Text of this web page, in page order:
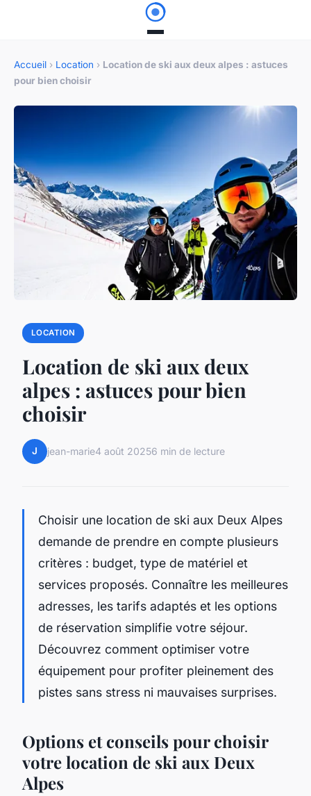
Accueil › Location › Location de ski aux deux alpes : astuces
pour bien choisir
LOCATION
Location de ski aux deux
alpes : astuces pour bien
choisir
J jean-marie4 août 20256 min de lecture
Choisir une location de ski aux Deux Alpes
demande de prendre en compte plusieurs
critères : budget, type de matériel et
services proposés. Connaître les meilleures
adresses, les tarifs adaptés et les options
de réservation simplifie votre séjour.
Découvrez comment optimiser votre
équipement pour profiter pleinement des
pistes sans stress ni mauvaises surprises.
Options et conseils pour choisir
votre location de ski aux Deux
Alpes